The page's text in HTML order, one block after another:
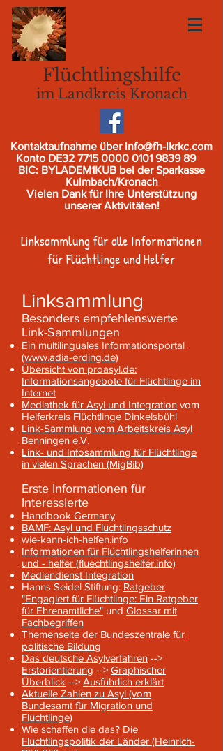
Flüchtlingshilfe
im Landkreis Kronach
Kontaktaufnahme über info@fh-lkrkc.com
Konto DE32 7715 0000 0101 983989
BIC: BYLADEM1KUB bei der Sparkasse
Kulmbach/Kronach
Vielen Dank für Ihre Unterstützung
unserer Aktivitäten!
Linksammlung für alle Informationen
für Flüchtlinge und Helfer
Linksammlung
Besonders empfehlenswerte
Link-Sammlungen
Ein multilinguales Informationsportal
(www.adia-erding.de)
Übersicht von proasyl.de:
Informationsangebote für Flüchtlinge im
Internet
Mediathek für Asyl und Integration vom
Helferkreis Flüchtlinge Dinkelsbühl
Link-Sammlung vom Arbeitskreis Asyl
Benningen e.V.
Link- und Infosammlung für Flüchtlinge
in vielen Sprachen (MigBib)
Erste Informationen für
Interessierte
Handbook Germany
BAMF: Asyl und Flüchtlingsschutz
wie-kann-ich-helfen.info
Informationen für Flüchtlingshelferinnen
und - helfer (fluechtlingshelfer.info)
Mediendienst Integration
Hanns Seidel Stiftung: Ratgeber
"Engagiert für Flüchtlinge: Ein Ratgeber
für Ehrenamtliche" und Glossar mit
Fachbegriffen
Themenseite der Bundeszentrale für
politische Bildung
Das deutsche Asylverfahren -->
Erstorientierung --> Graphischer
Überblick --> Ausführlich erklärt
Aktuelle Zahlen zu Asyl (vom
Bundesamt für Migration und
Flüchtlinge)
Wie schaffen die das? Die
Flüchtlingspolitik der Länder (Heinrich-